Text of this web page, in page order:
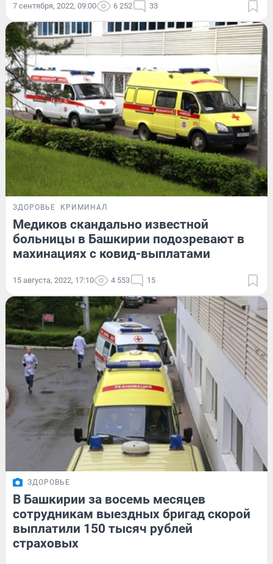
7 сентября, 2022, 09:00 6 252 33
ЗДОРОВЬЕ КРИМИНАЛ
Медиков скандально известной
больницы в Башкирии подозревают в
махинациях с ковид-выплатами
15 августа, 2022, 17:10 4 553 15
ЗДОРОВЬЕ
В Башкирии за восемь месяцев
сотрудникам выездных бригад скорой
выплатили 150 тысяч рублей
страховых